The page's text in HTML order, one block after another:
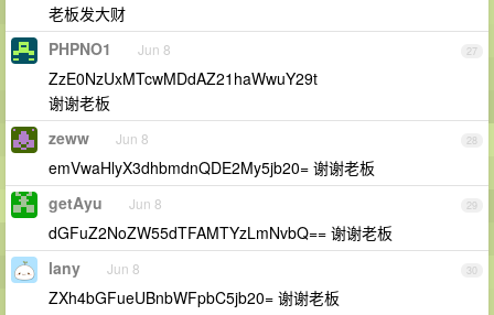
老板发大财
27
PHPNO1 Jun 8
ZzE0NzUxMTcwMDdAZ21haWwuY29t
谢谢老板
28
zeww Jun 8
emVwaHlyX3dhbmdnQDE2My5jb20= 谢谢老板
29
getAyu Jun 8
dGFuZ2NoZW55dTFAMTYzLmNvbQ== 谢谢老板
30
lany Jun 8
ZXh4bGFueUBnbWFpbC5jb20= 谢谢老板